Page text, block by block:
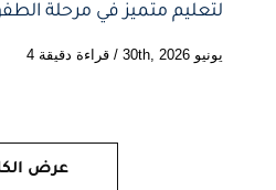
لتعليم متميز في مرحلة
يونيو 30th, 2026 / قراءة دقيقة 4
عرض